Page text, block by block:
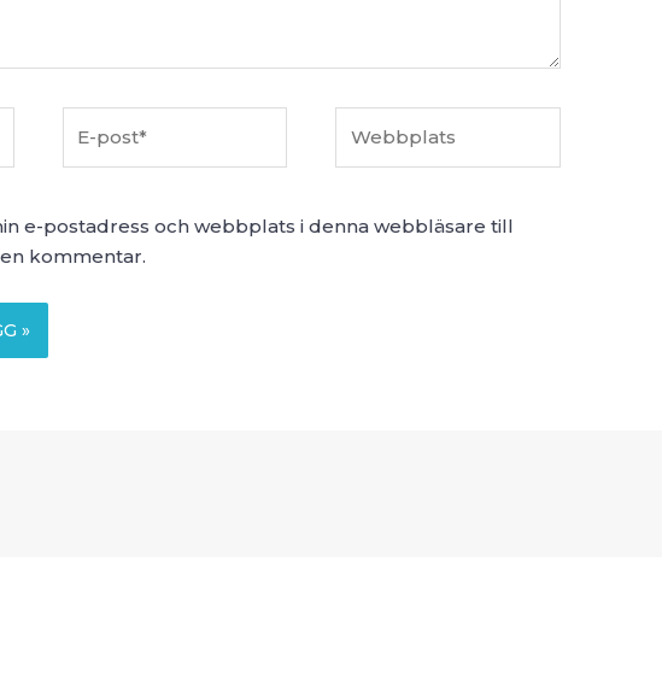
post*
e-postadress och webbplats i denna webbläsare till
kommentar.